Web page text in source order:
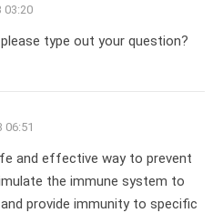
03:20
please type out your question?
06:51
and effective way to prevent
the immune system to
provide immunity to specific